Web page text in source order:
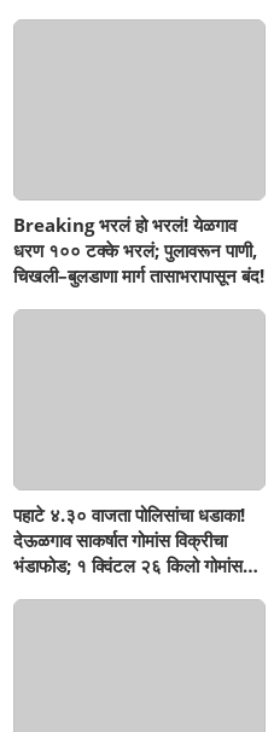
Breaking भरलं हो भरलं! येळगाव
धरण १०० टक्के भरलं; पुलावरून पाणी,
चिखली–बुलडाणा मार्ग तासाभरापासून बंद!
पहाटे ४.३० वाजता पोलिसांचा धडाका!
देऊळगाव साकर्षात गोमांस विक्रीचा
भंडाफोड; १ क्विंटल २६ किलो गोमांस